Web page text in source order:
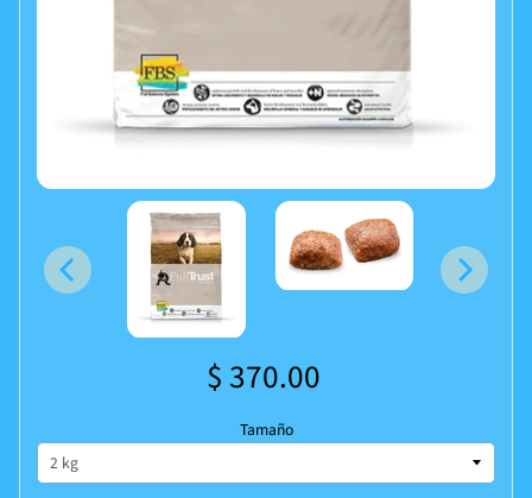
$ 370.00
Tamaño